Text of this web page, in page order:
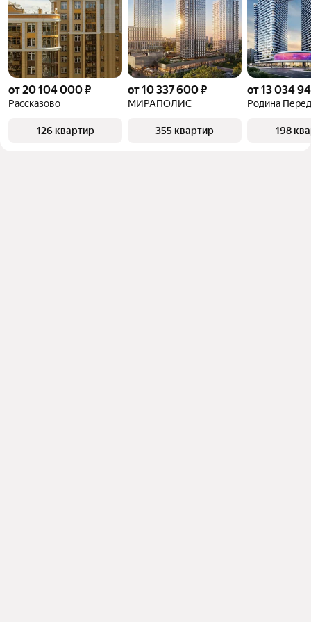
от 20 104 000 ₽
Рассказово
126 квартир
от 10 337 600 ₽
МИРАПОЛИС
355 квартир
от 13 034
Родина
198